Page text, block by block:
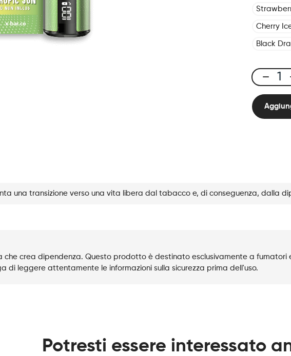
Cherry
Black
X-
Line
Kit
Solo
una transizione verso una vita libera dal tabacco e, di conseguenza, dalla
che crea dipendenza. Questo prodotto è destinato esclusivamente a fumatori
di leggere attentamente le informazioni sulla sicurezza prima dell'uso.
Potresti essere interessato